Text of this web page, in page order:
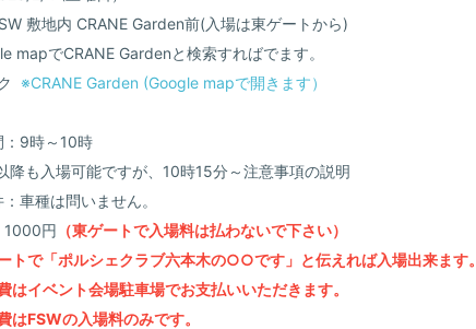
敷地内 CRANE Garden前(入場は東ゲートから)
mapでCRANE Gardenと検索すればでます。
※CRANE Garden (Google mapで開きます）
：9時～10時
降も入場可能ですが、10時15分～注意事項の説明
車種は問いません。
1000円 （東ゲートで入場料は払わないで下さい）
トで「ポルシェクラブ六本木の○○です」と伝えれば入場出来ます。
はイベント会場駐車場でお支払いいただきます。
はFSWの入場料のみです。